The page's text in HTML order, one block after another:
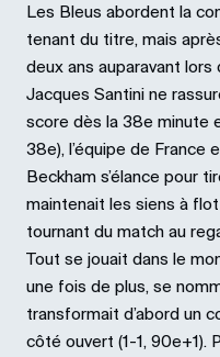
Les Bleus abordent la
tenant du titre, mais
deux ans auparavant
Jacques Santini ne
score dès la 38e minute
38e), l’équipe de France
Beckham s’élance pour
maintenait les siens à
tournant du match au
Tout se jouait dans le
une fois de plus, se
transformait d’abord un
côté ouvert (1-1, 90e+1).